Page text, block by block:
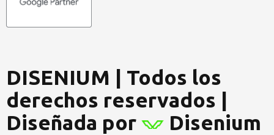
DISENIUM | Todos los
derechos reservados |
Diseñada por
Disenium